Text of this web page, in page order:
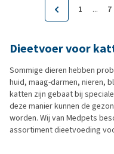
1 ... 7
Dieetvoer voor
Sommige dieren hebben
huid, maag-darmen, nieren,
katten zijn gebaat bij
deze manier kunnen de
worden. Wij van Medpets
assortiment dieetvoeding